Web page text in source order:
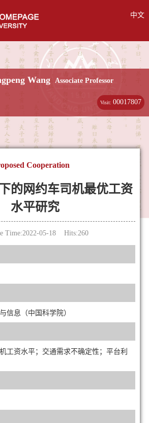
中文
Wang Associate Professor
Visit:00017807
Cooperation
的网约车司机最优工资
水平研究
Time:2022-05-18 Hits:260
信息（中国科学院）
工资水平；交通需求不确定性；平台利